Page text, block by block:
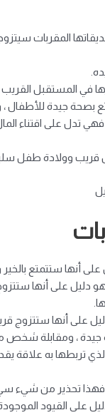
المقربات
في المستقبل القريب
بصحة جيدة للأطفال
تدل على اقتناء
قريب وولادة طفل
أنها ستتمتع بالخير
على أنها
على أنها ستتزوج
جيدة ، ومقابلة شخص
تربطها به علاقة
فهذا تحذير من شيء
على القيود الموجودة